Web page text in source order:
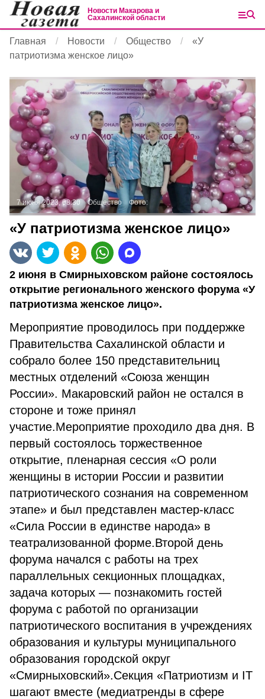
Новости Макарова и
Сахалинской области
Главная Новости Общество
«У
патриотизма женское лицо»
7 июня 2023, 08:30 Общество Фото:
«У патриотизма женское лицо»
2 июня в Смирныховском районе состоялось
открытие регионального женского форума «У
патриотизма женское лицо».
Мероприятие проводилось при поддержке
Правительства Сахалинской области и
собрало более 150 представительниц
местных отделений «Союза женщин
России». Макаровский район не остался в
стороне и тоже принял
участие.Мероприятие проходило два дня. В
первый состоялось торжественное
открытие, пленарная сессия «О роли
женщины в истории России и развитии
патриотического сознания на современном
этапе» и был представлен мастер-класс
«Сила России в единстве народа» в
театрализованной форме.Второй день
форума начался с работы на трех
параллельных секционных площадках,
задача которых — познакомить гостей
форума с работой по организации
патриотического воспитания в учреждениях
образования и культуры муниципального
образования городской округ
«Смирныховский».Секция «Патриотизм и IT
шагают вместе (медиатренды в сфере